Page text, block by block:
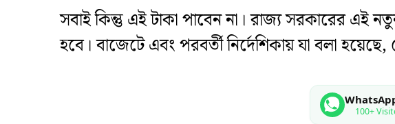
​সবাই কিন্তু এই টাকা পাবেন না। রাজ্য সরকারের এই
হবে। বাজেটে এবং পরবর্তী নির্দেশিকায় যা বলা
100+